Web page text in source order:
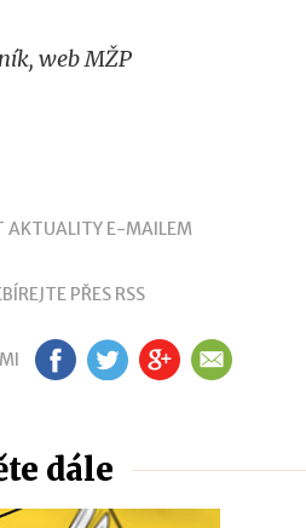
web MŽP
AKTUALITY E-MAILEM
PŘES RSS
FB TW GP EM
dále